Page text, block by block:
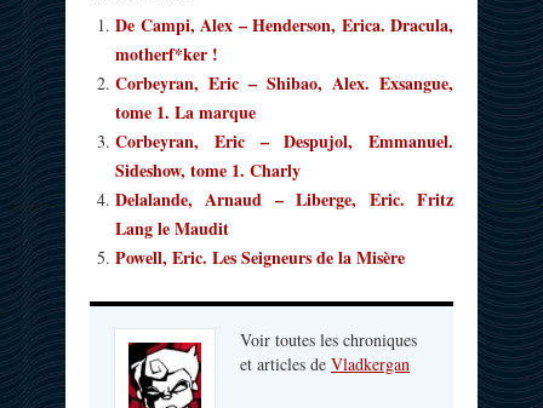
De Campi, Alex – Henderson, Erica. Dracula,
motherf*ker !
Corbeyran, Eric – Shibao, Alex. Exsangue,
tome 1. La marque
Corbeyran, Eric – Despujol, Emmanuel.
Sideshow, tome 1. Charly
Delalande, Arnaud – Liberge, Eric. Fritz
Lang le Maudit
Powell, Eric. Les Seigneurs de la Misère
Voir toutes les chroniques
et articles de Vladkergan